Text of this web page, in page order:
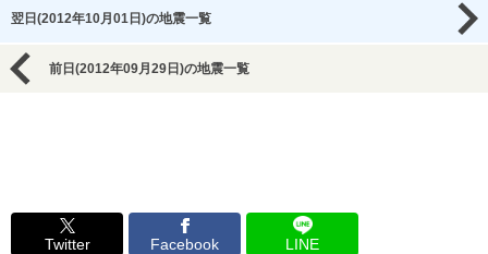
翌日(2012年10月01日)の地震一覧
前日(2012年09月29日)の地震一覧
Twitter Facebook LINE